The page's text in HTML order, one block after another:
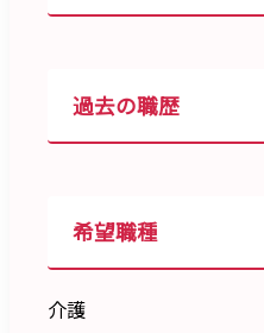
過去の職歴
希望職種
介護